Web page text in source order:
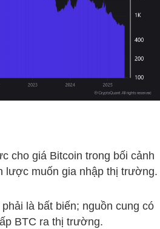
cho giá Bitcoin trong bối cảnh
lược muốn gia nhập thị trường.
là bất biến; nguồn cung có
BTC ra thị trường.